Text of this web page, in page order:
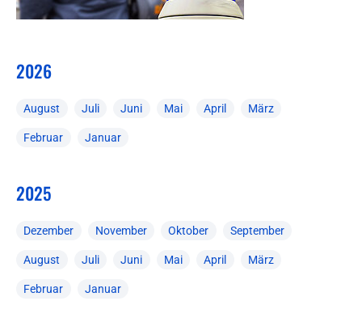
2026
August Juli Juni Mai April März
Februar Januar
2025
Dezember November Oktober September
August Juli Juni Mai April März
Februar Januar